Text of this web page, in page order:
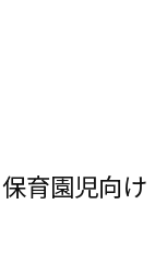
育園児向け